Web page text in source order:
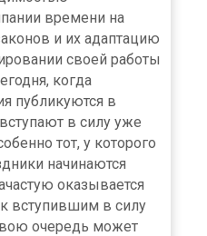
времени на
и их адаптацию
своей работы
когда
публикуются в
в силу уже
тот, у которого
начинаются
оказывается
вступившим в силу
очередь может